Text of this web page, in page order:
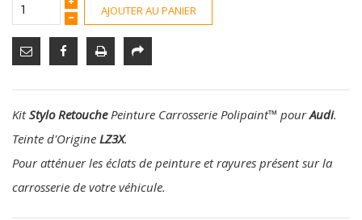
AJOUTER AU PANIER
KitStylo RetouchePeinture Carrosserie Polipaint™ pourAudi.
Teinte d'Origine LZ3X.
Pour atténuer les éclats de peinture et rayures présent sur la
carrosserie de votre véhicule.